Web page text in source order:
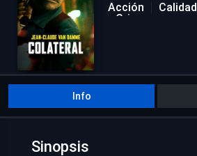
Acción
Crimen
Info
Sinopsis